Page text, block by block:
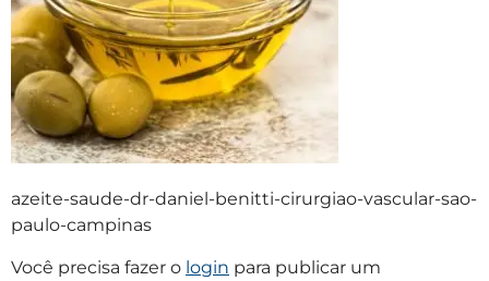
azeite-saude-dr-daniel-benitti-cirurgiao-vascular-sao-
paulo-campinas
Você precisa fazer o login para publicar um